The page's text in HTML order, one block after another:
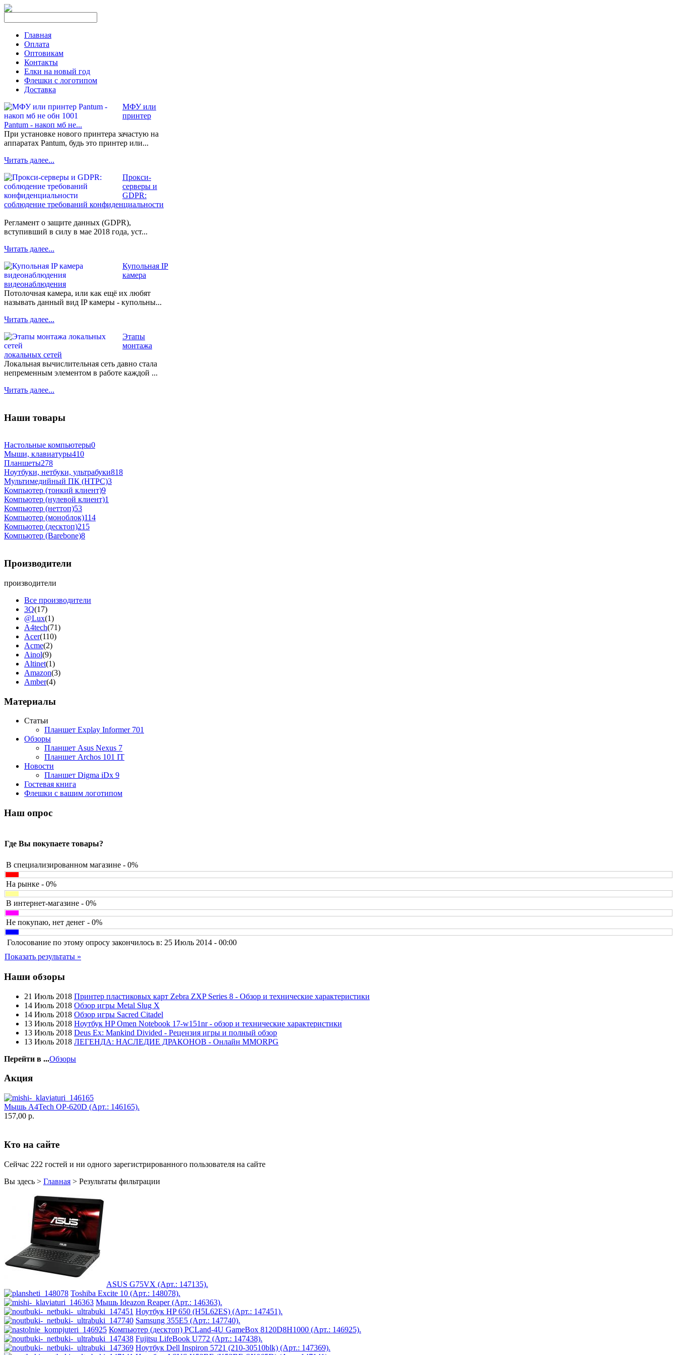
Главная
Оплата
Оптовикам
Контакты
Елки на новый год
Флешки с логотипом
Доставка
МФУ или
принтер
Pantum - накоп мб не...
При установке нового принтера зачастую на
аппаратах Pantum, будь это принтер или...
Читать далее...
Прокси-
серверы и
GDPR:
соблюдение требований конфиденциальности
Регламент о защите данных (GDPR),
вступивший в силу в мае 2018 года, уст...
Читать далее...
Купольная IP
камера
видеонаблюдения
Потолочная камера, или как ещё их любят
называть данный вид IP камеры - купольны...
Читать далее...
Этапы
монтажа
локальных сетей
Локальная вычислительная сеть давно стала
непременным элементом в работе каждой ...
Читать далее...
Наши товары
Настольные компьютеры0
Мыши, клавиатуры410
Планшеты278
Ноутбуки, нетбуки, ультрабуки818
Мультимедийный ПК (HTPC)3
Компьютер (тонкий клиент)9
Компьютер (нулевой клиент)1
Компьютер (неттоп)53
Компьютер (моноблок)114
Компьютер (десктоп)215
Компьютер (Barebone)8
Производители
производители
Все производители
3Q(17)
@Lux(1)
A4tech(71)
Acer(110)
Acme(2)
Ainol(9)
Altinet(1)
Amazon(3)
Amber(4)
Apache(1)
Apple
Apriori(3)
Archos(1)
Armaggeddon(2)
Assistant(3)
Asus
(252)
Barnes&noble(2)
Brain(36)
Brava(5)
Canyon(1)
Cbr(1)
Codegen
Cyborg(8)
Defender(4)
Dell(68)
Dex(3)
Everest(17)
Firtech(2)
Flyper(1)
Foxconn(1)
Fujitsu(22)
G-cube(2)
Gelezka(4)
Gembird(19)
Gemix(1)
Genius
Gigabyte(12)
Goclever(8)
Golden field(3)
Grand(5)
Gresso(2)
Hacker(2)
Hp (140)
Htc (1)
Huawei
Impression(20)
Intel(3)
Kme
Logicpower
Majesty(2)
Maxxtro(4)
Modecom(2)
Motorola
(2)
Msi(2)
Mytab(1)
Ncomputing(1)
Nec(1)
Nexus(1)
Pcland-4u(14)
Pegatron(1)
Pixus (2)
Pleomax(1)
Pocketbook(2)
Prestigio(9)
Primepc(16)
Rapoo(14)
Razer(27)
Revoltec(2)
Материалы
Статьи
Планшет Explay Informer 701
Обзоры
Планшет Asus Nexus 7
Планшет Archos 101 IT
Новости
Планшет Digma iDx 9
Гостевая книга
Флешки с вашим логотипом
Наш опрос
Где Вы покупаете товары?
В специализированном магазине - 0%
На рынке - 0%
В интернет-магазине - 0%
Не покупаю, нет денег - 0%
Голосование по этому опросу закончилось в: 25 Июль 2014 - 00:00
Показать результаты »
Наши обзоры
21 Июль 2018 Принтер пластиковых карт Zebra ZXP Series 8 - Обзор и технические характеристики
14 Июль 2018 Обзор игры Metal Slug X
14 Июль 2018 Обзор игры Sacred Citadel
13 Июль 2018 Ноутбук HP Omen Notebook 17-w151nr - обзор и технические характеристики
13 Июль 2018 Deus Ex: Mankind Divided - Рецензия игры и полный обзор
13 Июль 2018 ЛЕГЕНДА: НАСЛЕДИЕ ДРАКОНОВ - Онлайн MMORPG
Перейти в ...Обзоры
Акция
Мышь A4Tech OP-620D (Арт.: 146165).
157,00 р.
Кто на сайте
Сейчас 222 гостей и ни одного зарегистрированного пользователя на сайте
Вы здесь > Главная > Результаты фильтрации
ASUS G75VX (Арт.: 147135).
Toshiba Excite 10 (Арт.: 148078).
Мышь Ideazon Reaper (Арт.: 146363).
Ноутбук HP 650 (H5L62ES) (Арт.: 147451).
Samsung 355E5 (Арт.: 147740).
Компьютер (десктоп) PCLand-4U GameBox 8120D8H1000 (Арт.: 146925).
Fujitsu LifeBook U772 (Арт.: 147438).
Ноутбук Dell Inspiron 5721 (210-30510blk) (Арт.: 147369).